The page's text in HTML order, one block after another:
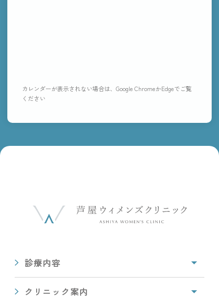
カレンダーが表示されない場合は、Google ChromeかEdgeでご覧
ください
診療内容
クリニック案内